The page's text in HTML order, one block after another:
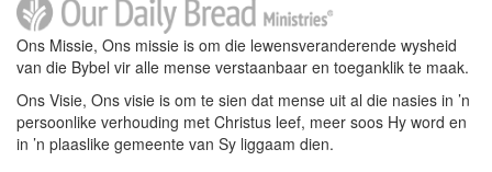
Ons Missie, Ons missie is om die lewensveranderende wysheid
van die Bybel vir alle mense verstaanbaar en toeganklik te maak.
Ons Visie, Ons visie is om te sien dat mense uit al die nasies in ’n
persoonlike verhouding met Christus leef, meer soos Hy word en
in ’n plaaslike gemeente van Sy liggaam dien.